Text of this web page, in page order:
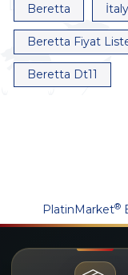
Beretta
Beretta Fiyat
Beretta Dt11
PlatinMarket®